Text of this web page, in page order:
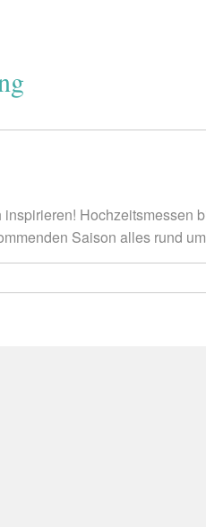
Hochzeitsmessen
Saison alles rund